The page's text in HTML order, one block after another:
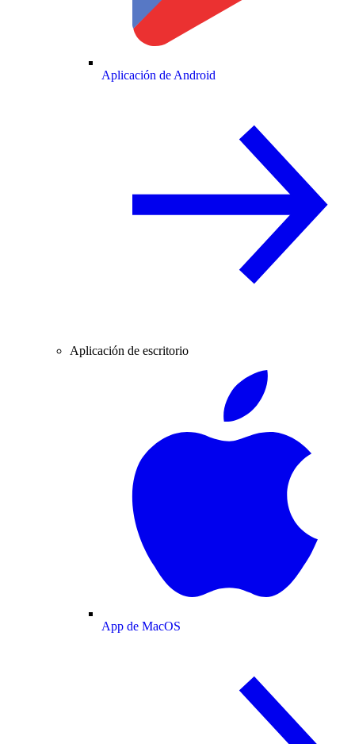
Aplicación de Android
Aplicación de escritorio
App de MacOS